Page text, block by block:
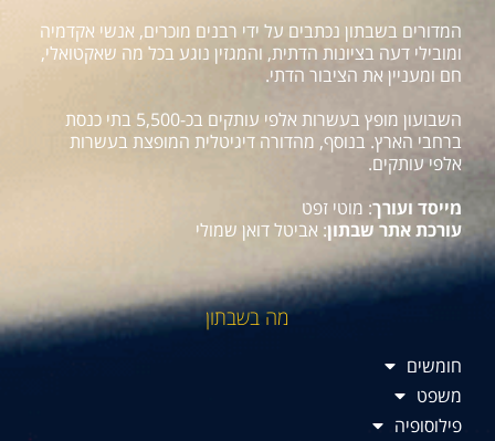
המדורים בשבתון נכתבים על ידי רבנים מוכרים, אנשי אקדמיה
ומובילי דעה בציונות הדתית, והמגזין נוגע בכל מה שאקטואלי,
חם ומעניין את הציבור הדתי.
השבועון מופץ בעשרות אלפי עותקים בכ-5,500 בתי כנסת
ברחבי הארץ. בנוסף, מהדורה דיגיטלית המופצת בעשרות
אלפי עותקים.
מייסד ועורך: מוטי זפט
עורכת אתר שבתון: אביטל דואן שמולי
מה בשבתון
חומשים
משפט
פילוסופיה